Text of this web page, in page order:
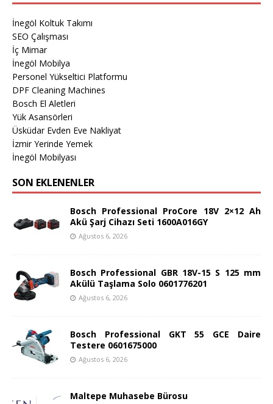
İnegöl Koltuk Takımı
SEO Çalışması
İç Mimar
İnegöl Mobilya
Personel Yükseltici Platformu
DPF Cleaning Machines
Bosch El Aletleri
Yük Asansörleri
Üsküdar Evden Eve Nakliyat
İzmir Yerinde Yemek
İnegöl Mobilyası
SON EKLENENLER
Bosch Professional ProCore 18V 2×12 Ah
Akü Şarj Cihazı Seti 1600A016GY
Ağustos 6, 2026
Bosch Professional GBR 18V-15 S 125 mm
Akülü Taşlama Solo 0601776201
Ağustos 6, 2026
Bosch Professional GKT 55 GCE Daire
Testere 0601675000
Ağustos 6, 2026
Maltepe Muhasebe Bürosu